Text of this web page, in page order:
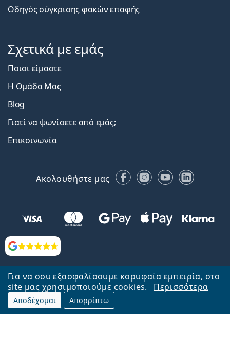
Για να σου εξασφαλίσουμε κορυφαία εμπειρία, στο
site μας χρησιμοποιούμε cookies.
Περισσότερα
Αποδέχομαι Απορρίπτω
Αξιολογήσεις
Οδηγός σύγκρισης φακών επαφής
Σχετικά με εμάς
Ποιοι είμαστε
Η Ομάδα Μας
Blog
Γιατί να ψωνίσετε από εμάς;
Επικοινωνία
Ακολουθήστε μας FacebookInstagram
YouTubeLinkedIn
Επιστροφή στην αρχική σελίδα